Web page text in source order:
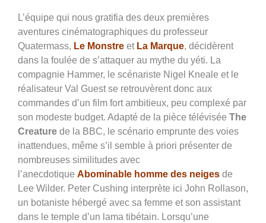
L’équipe qui nous gratifia des deux premières
aventures cinématographiques du professeur
Quatermass, Le Monstre et La Marque, décidèrent
dans la foulée de s’attaquer au mythe du yéti. La
compagnie Hammer, le scénariste Nigel Kneale et le
réalisateur Val Guest se retrouvèrent donc aux
commandes d’un film fort ambitieux, peu complexé par
son modeste budget. Adapté de la pièce télévisée The
Creature de la BBC, le scénario emprunte des voies
inattendues, même s’il semble à priori présenter de
nombreuses similitudes avec
l’anecdotique Abominable homme des neiges de
Lee Wilder. Peter Cushing interprète ici John Rollason,
un botaniste hébergé avec sa femme et son assistant
dans le temple d’un lama tibétain. Lorsqu’une